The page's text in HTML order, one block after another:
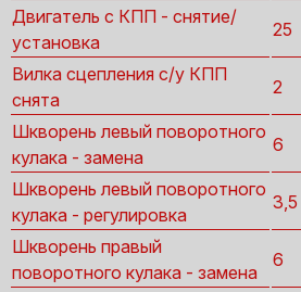
Двигатель с КПП - снятие/
установка
25
Вилка сцепления с/у КПП
снята
2
Шкворень левый поворотного
кулака - замена
6
Шкворень левый поворотного
кулака - регулировка
3,5
Шкворень правый
поворотного кулака - замена
6